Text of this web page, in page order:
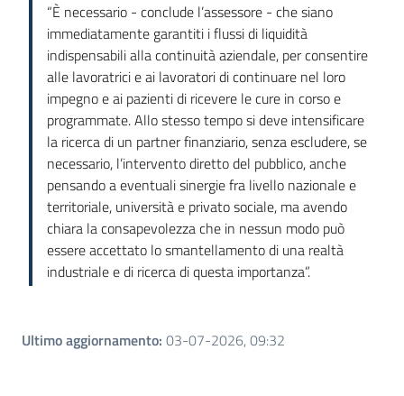
“È necessario - conclude l’assessore - che siano
immediatamente garantiti i flussi di liquidità
indispensabili alla continuità aziendale, per consentire
alle lavoratrici e ai lavoratori di continuare nel loro
impegno e ai pazienti di ricevere le cure in corso e
programmate. Allo stesso tempo si deve intensificare
la ricerca di un partner finanziario, senza escludere, se
necessario, l’intervento diretto del pubblico, anche
pensando a eventuali sinergie fra livello nazionale e
territoriale, università e privato sociale, ma avendo
chiara la consapevolezza che in nessun modo può
essere accettato lo smantellamento di una realtà
industriale e di ricerca di questa importanza”.
Ultimo aggiornamento: 03-07-2026, 09:32